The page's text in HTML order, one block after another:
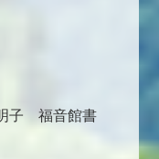
子 福音館書